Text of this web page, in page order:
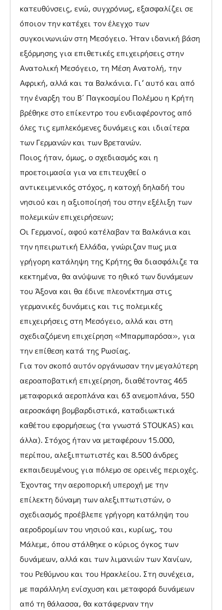
κατευθύνσεις, ενώ, συγχρόνως, εξασφαλίζει σε
όποιον την κατέχει τον έλεγχο των
συγκοινωνιών στη Μεσόγειο. Ήταν ιδανική βάση
εξόρμησης για επιθετικές επιχειρήσεις στην
Ανατολική Μεσόγειο, τη Μέση Ανατολή, την
Αφρική, αλλά και τα Βαλκάνια. Γι’ αυτό και από
την έναρξη του Β΄ Παγκοσμίου Πολέμου η Κρήτη
βρέθηκε στο επίκεντρο του ενδιαφέροντος από
όλες τις εμπλεκόμενες δυνάμεις και ιδιαίτερα
των Γερμανών και των Βρετανών.
Ποιος ήταν, όμως, ο σχεδιασμός και η
προετοιμασία για να επιτευχθεί ο
αντικειμενικός στόχος, η κατοχή δηλαδή του
νησιού και η αξιοποίησή του στην εξέλιξη των
πολεμικών επιχειρήσεων;
Οι Γερμανοί, αφού κατέλαβαν τα Βαλκάνια και
την ηπειρωτική Ελλάδα, γνώριζαν πως μια
γρήγορη κατάληψη της Κρήτης θα διασφάλιζε τα
κεκτημένα, θα ανύψωνε το ηθικό των δυνάμεων
του Άξονα και θα έδινε πλεονέκτημα στις
γερμανικές δυνάμεις και τις πολεμικές
επιχειρήσεις στη Μεσόγειο, αλλά και στη
σχεδιαζόμενη επιχείρηση «Μπαρμπαρόσα», για
την επίθεση κατά της Ρωσίας.
Για τον σκοπό αυτόν οργάνωσαν την μεγαλύτερη
αεροαποβατική επιχείρηση, διαθέτοντας 465
μεταφορικά αεροπλάνα και 63 ανεμοπλάνα, 550
αεροσκάφη βομβαρδιστικά, καταδιωκτικά
καθέτου εφορμήσεως (τα γνωστά STOUKAS) και
άλλα). Στόχος ήταν να μεταφέρουν 15.000,
περίπου, αλεξιπτωτιστές και 8.500 άνδρες
εκπαιδευμένους για πόλεμο σε ορεινές περιοχές.
Έχοντας την αεροπορική υπεροχή με την
επίλεκτη δύναμη των αλεξιπτωτιστών, ο
σχεδιασμός προέβλεπε γρήγορη κατάληψη του
αεροδρομίων του νησιού και, κυρίως, του
Μάλεμε, όπου στάλθηκε ο κύριος όγκος των
δυνάμεων, αλλά και των λιμανιών των Χανίων,
του Ρεθύμνου και του Ηρακλείου. Στη συνέχεια,
με παράλληλη ενίσχυση και μεταφορά δυνάμεων
από τη θάλασσα, θα κατάφερναν την